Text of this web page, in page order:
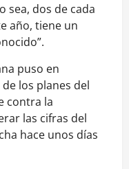
sea, dos de cada
año, tiene un
puso en
los planes del
contra la
las cifras del
hace unos días